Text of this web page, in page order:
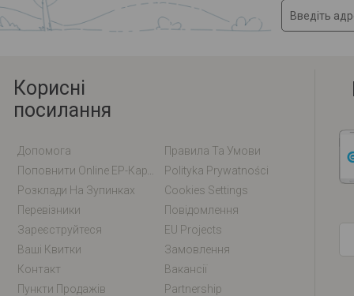
Корисні
посилання
Допомога
Правила Та Умови
Polityka Prywatności
Розклади На Зупинках
Cookies Settings
Перевізники
Повідомлення
Зареєструйтеся
EU Projects
Ваші Квитки
Замовлення
Контакт
Вакансії
Пункти Продажів
Partnership